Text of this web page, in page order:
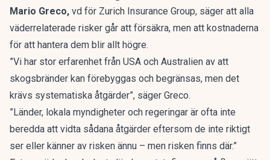
Mario Greco, vd för Zurich Insurance Group, säger att alla
väderrelaterade risker går att försäkra, men att kostnaderna
för att hantera dem blir allt högre.
”Vi har stor erfarenhet från USA och Australien av att
skogsbränder kan förebyggas och begränsas, men det
krävs systematiska åtgärder”, säger Greco.
”Länder, lokala myndigheter och regeringar är ofta inte
beredda att vidta sådana åtgärder eftersom de inte riktigt
ser eller känner av risken ännu – men risken finns där.”